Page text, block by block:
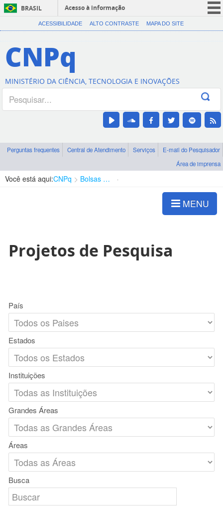
BRASIL
Acesso à informação
CORONAVÍRUS (COVID-19)
Canais
ACESSIBILIDADE ALTO CONTRASTE MAPA DO SITE
CNPq
MINISTÉRIO DA CIÊNCIA, TECNOLOGIA E INOVAÇÕES
Perguntas frequentes Central de Atendimento Serviços
E-mail do Pesquisador
Área de imprensa
Você está aqui:CNPq Bolsas e Auxílios Vigentes
MENU
Projetos de Pesquisa
País
Estados
Instituições
Grandes Áreas
Áreas
Busca